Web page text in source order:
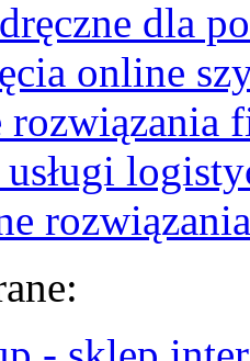
dla
online
rozwiązania